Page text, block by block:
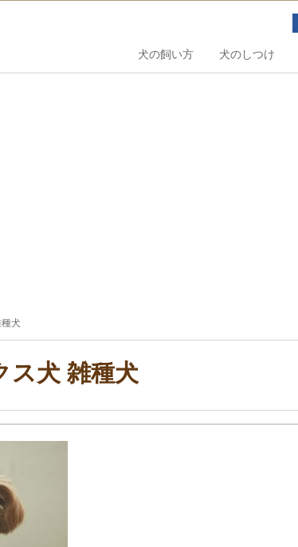
犬の飼い方 犬のしつけ
犬
ス犬 雑種犬